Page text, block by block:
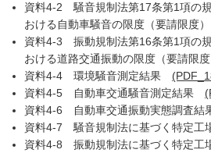
資料4-2 騒音規制法第17条第1項の
おける自動車騒音の限度（要請限度
資料4-3 振動規制法第16条第1項の
おける道路交通振動の限度（要請限
資料4-4 環境騒音測定結果
資料4-5 自動車交通騒音測定結果
資料4-6 自動車交通振動実態調査結
資料4-7 騒音規制法に基づく特定工
資料4-8 振動規制法に基づく特定工